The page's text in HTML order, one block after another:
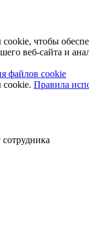
чтобы
веб-сайта и
файлов cookie
Правила